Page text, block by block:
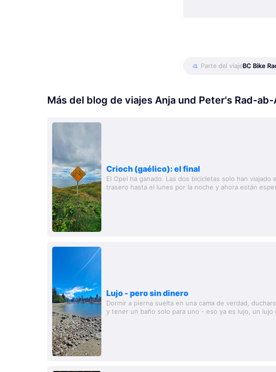
Parte del viajeBC Bike
Más del blog de viajes Anja und Peter's Rad-
Crioch (gaélico): el final
El Opel ha ganado. Las dos bicicletas solo han viajado
trasero hasta el lunes por la noche y ahora están
Lujo - pero sin dinero
Dormir a pierna suelta en una cama de verdad,
y tener un baño solo para uno - eso ya es lujo, un lujo